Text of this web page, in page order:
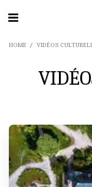
HOME VIDÉOS